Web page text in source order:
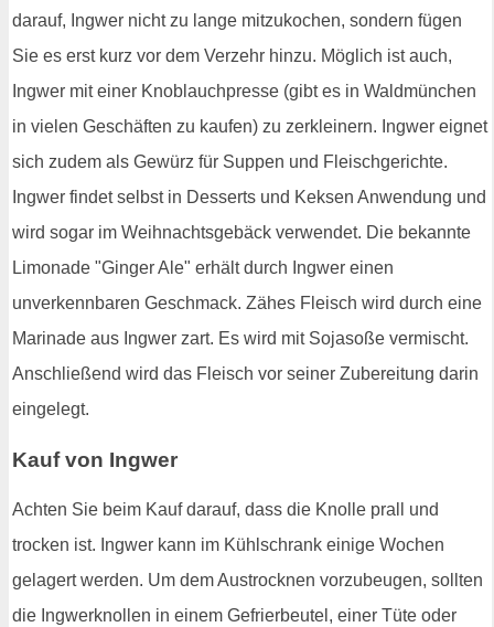
darauf, Ingwer nicht zu lange mitzukochen, sondern fügen
Sie es erst kurz vor dem Verzehr hinzu. Möglich ist auch,
Ingwer mit einer Knoblauchpresse (gibt es in Waldmünchen
in vielen Geschäften zu kaufen) zu zerkleinern. Ingwer eignet
sich zudem als Gewürz für Suppen und Fleischgerichte.
Ingwer findet selbst in Desserts und Keksen Anwendung und
wird sogar im Weihnachtsgebäck verwendet. Die bekannte
Limonade "Ginger Ale" erhält durch Ingwer einen
unverkennbaren Geschmack. Zähes Fleisch wird durch eine
Marinade aus Ingwer zart. Es wird mit Sojasoße vermischt.
Anschließend wird das Fleisch vor seiner Zubereitung darin
eingelegt.
Kauf von Ingwer
Achten Sie beim Kauf darauf, dass die Knolle prall und
trocken ist. Ingwer kann im Kühlschrank einige Wochen
gelagert werden. Um dem Austrocknen vorzubeugen, sollten
die Ingwerknollen in einem Gefrierbeutel, einer Tüte oder